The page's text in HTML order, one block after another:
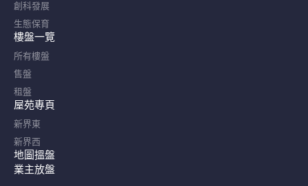
創科發展
生態保育
樓盤一覽
所有樓盤
售盤
租盤
屋苑專頁
新界東
新界西
地圖搵盤
業主放盤